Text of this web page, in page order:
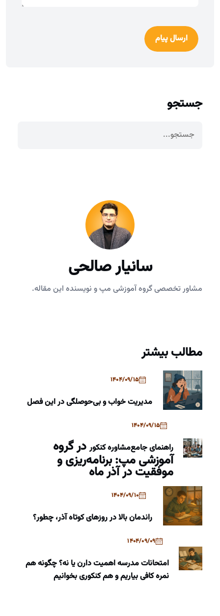
ارسال پیام
جستجو
سانیار صالحی
مشاور تخصصی گروه آموزشی مپ و نویسنده این مقاله.
مطالب بیشتر
1404/09/15
مدیریت خواب و بی‌حوصلگی در این فصل
1404/09/15
راهنمای جامعمشاوره کنکوردر گروه
آموزشی مپ: برنامه‌ریزی و
موفقیت در آذر ماه
1404/09/10
راندمان بالا در روزهای کوتاه آذر، چطور؟
1404/09/09
امتحانات مدرسه اهمیت دارن یا نه؟ چگونه هم
نمره کافی بیاریم و هم کنکوری بخوانیم